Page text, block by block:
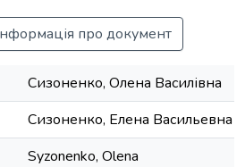
про документ
Сизоненко, Олена Василівна
Сизоненко, Елена Васильевна
Syzonenko, Olena